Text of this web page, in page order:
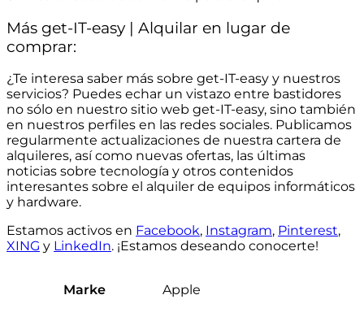
Más get-IT-easy | Alquilar en lugar de
comprar:
¿Te interesa saber más sobre get-IT-easy y nuestros
servicios? Puedes echar un vistazo entre bastidores
no sólo en nuestro sitio web get-IT-easy, sino también
en nuestros perfiles en las redes sociales. Publicamos
regularmente actualizaciones de nuestra cartera de
alquileres, así como nuevas ofertas, las últimas
noticias sobre tecnología y otros contenidos
interesantes sobre el alquiler de equipos informáticos
y hardware.
Estamos activos en Facebook, Instagram, Pinterest,
XING y LinkedIn. ¡Estamos deseando conocerte!
Marke Apple